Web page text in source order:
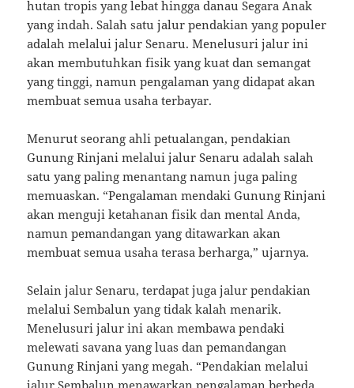
hutan tropis yang lebat hingga danau Segara Anak
yang indah. Salah satu jalur pendakian yang populer
adalah melalui jalur Senaru. Menelusuri jalur ini
akan membutuhkan fisik yang kuat dan semangat
yang tinggi, namun pengalaman yang didapat akan
membuat semua usaha terbayar.
Menurut seorang ahli petualangan, pendakian
Gunung Rinjani melalui jalur Senaru adalah salah
satu yang paling menantang namun juga paling
memuaskan. “Pengalaman mendaki Gunung Rinjani
akan menguji ketahanan fisik dan mental Anda,
namun pemandangan yang ditawarkan akan
membuat semua usaha terasa berharga,” ujarnya.
Selain jalur Senaru, terdapat juga jalur pendakian
melalui Sembalun yang tidak kalah menarik.
Menelusuri jalur ini akan membawa pendaki
melewati savana yang luas dan pemandangan
Gunung Rinjani yang megah. “Pendakian melalui